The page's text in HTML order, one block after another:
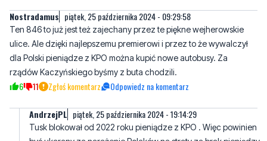
Nostradamus piątek, 25 października 2024 - 09:29:58
Ten 846 to już jest też zajechany przez te piękne wejherowskie
ulice. Ale dzięki najlepszemu premierowi i przez to że wywalczył
dla Polski pieniądze z KPO można kupić nowe autobusy. Za
rządów Kaczyńskiego byśmy z buta chodzili.
6 11 Zgłoś komentarz Odpowiedz na komentarz
AndrzejPL piątek, 25 października 2024 - 19:14:29
Tusk blokował od 2022 roku pieniądze z KPO . Więc powinien